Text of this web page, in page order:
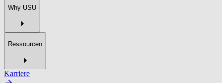
Why USU
Ressourcen
Karriere